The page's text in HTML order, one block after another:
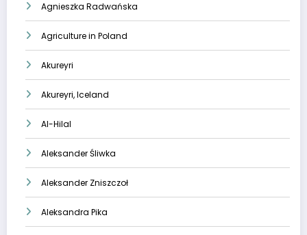
Agnieszka Radwańska
Agriculture in Poland
Akureyri
Akureyri, Iceland
Al-Hilal
Aleksander Śliwka
Aleksander Zniszczoł
Aleksandra Pika